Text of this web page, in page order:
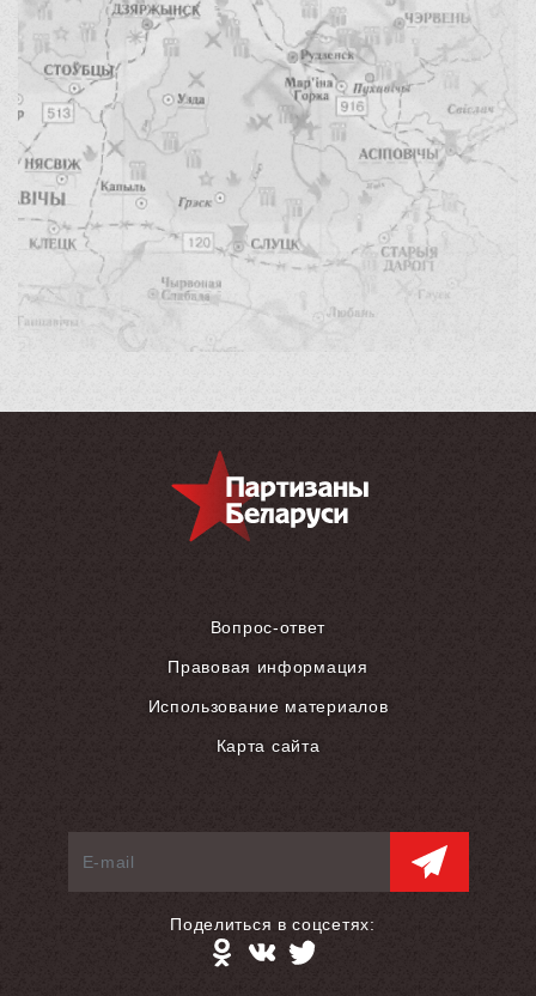
Вопрос-ответ
Правовая информация
Использование материалов
Карта сайта
Поделиться в соцсетях: